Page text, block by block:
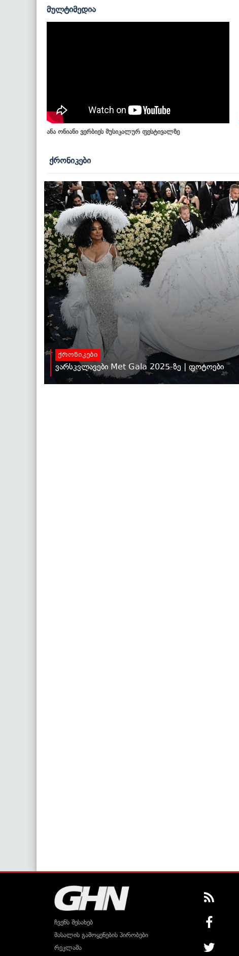
მულტიმედია
ანა ონიანი ვერბიეს მუსიკალურ ფესტივალზე
ქრონიკები
ქრონიკები
ვარსკვლავები Met Gala 2025-ზე | ფოტოები
ჩვენს შესახებ
მასალის გამოყენების პირობები
რეკლამა